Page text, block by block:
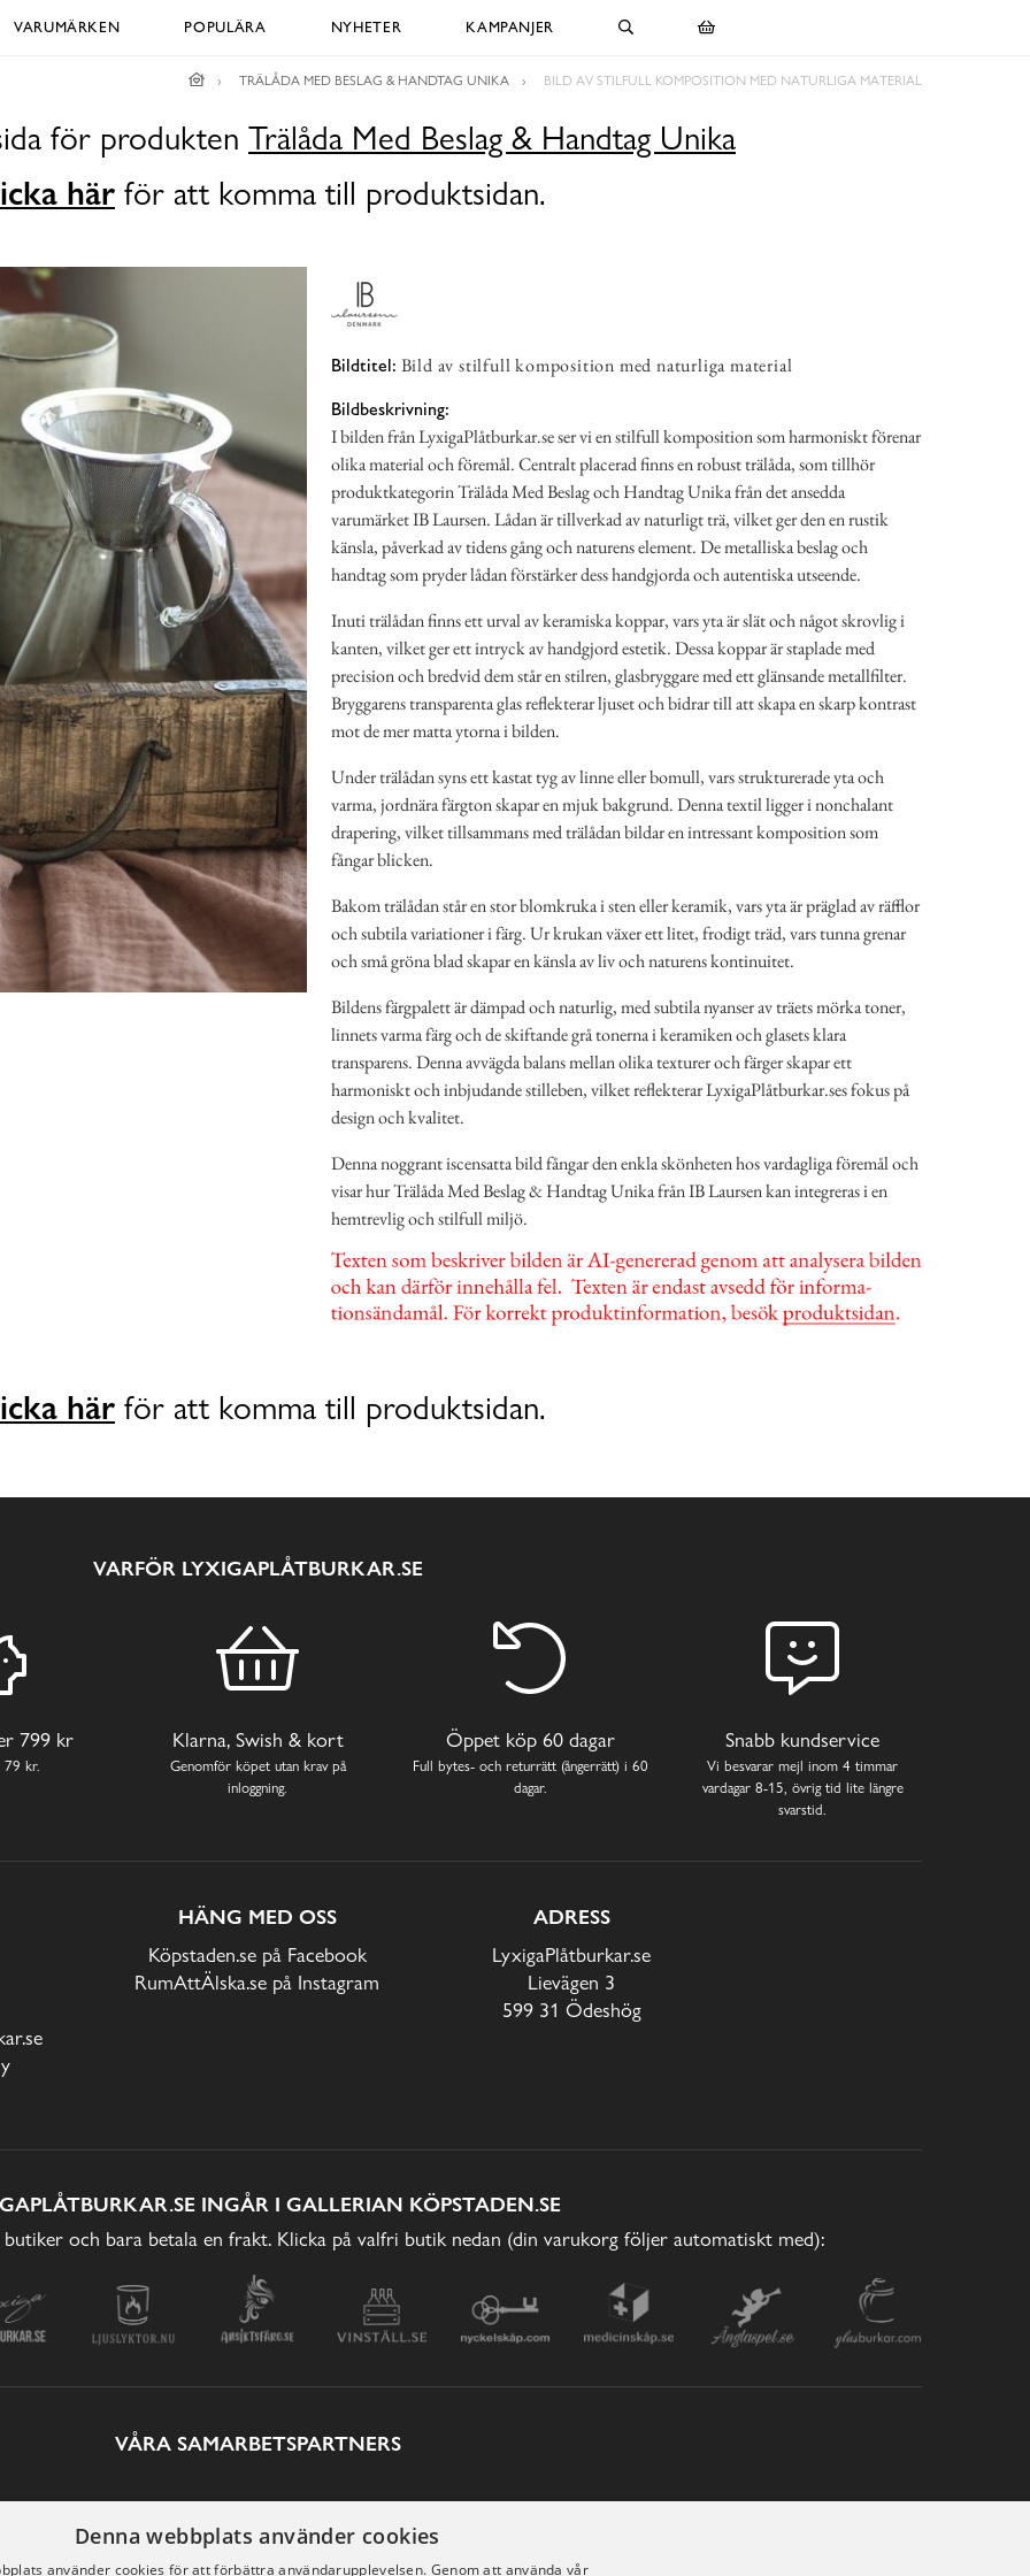
VARUMÄRKEN POPULÄRA NYHETER KAMPANJER
TRÄLÅDA MED BESLAG & HANDTAG UNIKA BILD AV STILFULL KOMPOSITION MED NATURLIGA MATERIAL
för produkten Trälåda Med Beslag & Handtag Unika
här för att komma till produktsidan.
Bildtitel: Bild av stilfull komposition med naturliga material
Bildbeskrivning:
I bilden från LyxigaPlåtburkar.se ser vi en stilfull komposition som harmoniskt förenar
olika material och föremål. Centralt placerad finns en robust trälåda, som tillhör
produktkategorin Trälåda Med Beslag och Handtag Unika från det ansedda
varumärket IB Laursen. Lådan är tillverkad av naturligt trä, vilket ger den en rustik
känsla, påverkad av tidens gång och naturens element. De metalliska beslag och
handtag som pryder lådan förstärker dess handgjorda och autentiska utseende.
Inuti trälådan finns ett urval av keramiska koppar, vars yta är slät och något skrovlig i
kanten, vilket ger ett intryck av handgjord estetik. Dessa koppar är staplade med
precision och bredvid dem står en stilren, glasbryggare med ett glänsande metallfilter.
Bryggarens transparenta glas reflekterar ljuset och bidrar till att skapa en skarp kontrast
mot de mer matta ytorna i bilden.
Under trälådan syns ett kastat tyg av linne eller bomull, vars strukturerade yta och
varma, jordnära färgton skapar en mjuk bakgrund. Denna textil ligger i nonchalant
drapering, vilket tillsammans med trälådan bildar en intressant komposition som
fångar blicken.
Bakom trälådan står en stor blomkruka i sten eller keramik, vars yta är präglad av räfflor
och subtila variationer i färg. Ur krukan växer ett litet, frodigt träd, vars tunna grenar
och små gröna blad skapar en känsla av liv och naturens kontinuitet.
Bildens färgpalett är dämpad och naturlig, med subtila nyanser av träets mörka toner,
linnets varma färg och de skiftande grå tonerna i keramiken och glasets klara
transparens. Denna avvägda balans mellan olika texturer och färger skapar ett
harmoniskt och inbjudande stilleben, vilket reflekterar LyxigaPlåtburkar.ses fokus på
design och kvalitet.
Denna noggrant iscensatta bild fångar den enkla skönheten hos vardagliga föremål och
visar hur Trälåda Med Beslag & Handtag Unika från IB Laursen kan integreras i en
hemtrevlig och stilfull miljö.
här för att komma till produktsidan.
VARFÖR LYXIGAPLÅTBURKAR.SE
799 kr
79 kr.
Klarna, Swish & kort
Genomför köpet utan krav på
inloggning.
Öppet köp 60 dagar
Full bytes- och returrätt (ångerrätt) i 60
dagar.
Snabb kundservice
Vi besvarar mejl inom 4 timmar
vardagar 8-15, övrig tid lite längre
svarstid.
HÄNG MED OSS
Köpstaden.se på Facebook
RumAttÄlska.se på Instagram
ADRESS
LyxigaPlåtburkar.se
Lievägen 3
599 31 Ödeshög
INGÅR I GALLERIAN KÖPSTADEN.SE
och bara betala en frakt. Klicka på valfri butik nedan (din varukorg följer automatiskt med):
VÅRA SAMARBETSPARTNERS
Denna webbplats använder cookies
använder cookies för att förbättra användarupplevelsen. Genom att använda vår